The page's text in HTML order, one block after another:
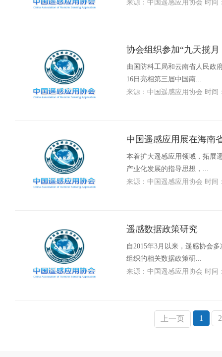
来源：中国遥感应用协会 时间
协会组织参加“九天揽
由国防科工局和云南省人民政
16日亮相第三届中国南...
来源：中国遥感应用协会 时间
中国遥感应用展在海南
本着扩大遥感应用领域，拓展
产业化发展的指导思想，...
来源：中国遥感应用协会 时间
遥感数据政策研究
自2015年3月以来，遥感协会
组织的相关数据政策研...
来源：中国遥感应用协会 时间
上一页 1 2